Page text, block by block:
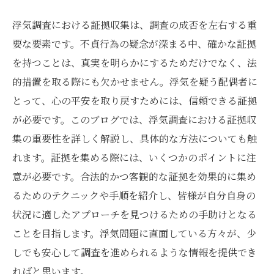
浮気調査における証拠収集は、調査の成否を左右する重
要な要素です。不貞行為の疑念が深まる中、確かな証拠
を持つことは、真実を明らかにするためだけでなく、法
的措置を取る際にも欠かせません。浮気を疑う配偶者に
とって、心の平安を取り戻すためには、信頼できる証拠
が必要です。このブログでは、浮気調査における証拠収
集の重要性を詳しく解説し、具体的な方法についても触
れます。証拠を集める際には、いくつかのポイントに注
意が必要です。合法的かつ客観的な証拠を効果的に集め
るためのテクニックや手順を紹介し、皆様が自分自身の
状況に適したアプローチを見つけるための手助けとなる
ことを目指します。浮気問題に直面している方々が、少
しでも安心して調査を進められるような情報を提供でき